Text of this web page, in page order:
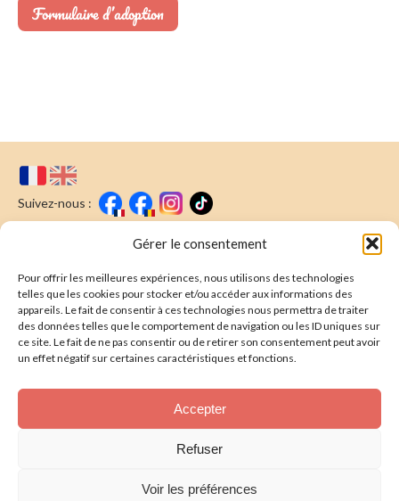
Gérer le consentement
Pour offrir les meilleures expériences, nous utilisons des technologies
telles que les cookies pour stocker et/ou accéder aux informations des
appareils. Le fait de consentir à ces technologies nous permettra de traiter
des données telles que le comportement de navigation ou les ID uniques sur
ce site. Le fait de ne pas consentir ou de retirer son consentement peut avoir
un effet négatif sur certaines caractéristiques et fonctions.
Accepter
Refuser
Voir les préférences
Formulaire d’adoption
Suivez-nous :
Nous écrire
Newsletter
E-mail* : Souscrire
J'ai lu & j'accepte lapolitique de confidentalité